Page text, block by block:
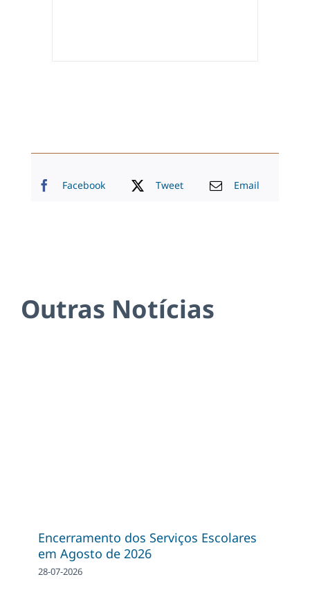
Facebook Tweet Email
Outras Notícias
Encerramento dos Serviços Escolares
em Agosto de 2026
28-07-2026